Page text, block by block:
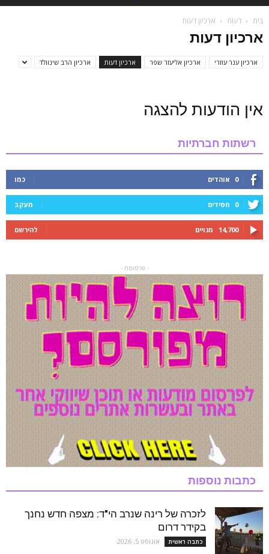
בית דעות ארכיון דעות
ארכיון דעות
ארכיון ענר עוזרי ארכיון אליעזר שפר ארכיון דעות ארכיון הרב שינוולד
אין הודעות להצגה
רשתות חברתיות
0 אוהדים כמו
0 חסידים מעקב
14,700 מנויים להירשם
- פרסומת -
כתבות נוספות
לזכרה של רינה שנרב הי"ד: מצפה חדש נחנך
בקידר דרום
כתבה ראשית אוגוסט 5, 2026